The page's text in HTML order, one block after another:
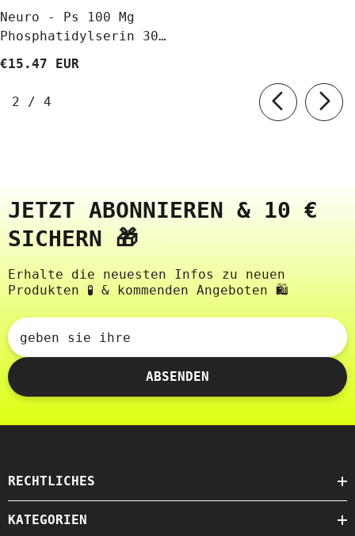
Neuro - Ps 100 Mg
Phosphatidylserin 30
€15.47 EUR
2 / von
4
JETZT ABONNIEREN & 10 €
SICHERN 🎁
Erhalte die neuesten Infos zu neuen
Produkten 🧪 & kommenden Angeboten 🛍️
geben sie ihre
ABSENDEN
RECHTLICHES
KATEGORIEN